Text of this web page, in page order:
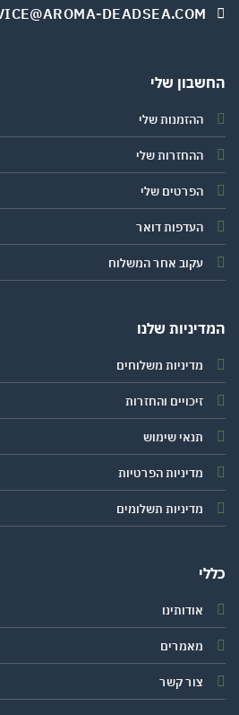
DEADSEA.COM
שלי
ההזמנות שלי
ההחזרות שלי
הפרטים שלי
העדפות דואר
עקוב אחר המשלוח
שלנו
מדיניות משלוחים
זיכויים והחזרות
תנאי שימוש
מדיניות הפרטיות
מדיניות תשלומים
אודותינו
מאמרים
צור קשר